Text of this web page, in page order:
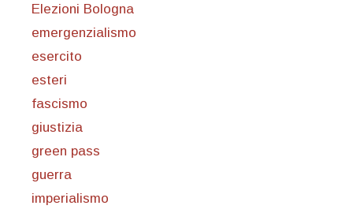
Elezioni Bologna
emergenzialismo
esercito
esteri
fascismo
giustizia
green pass
guerra
imperialismo